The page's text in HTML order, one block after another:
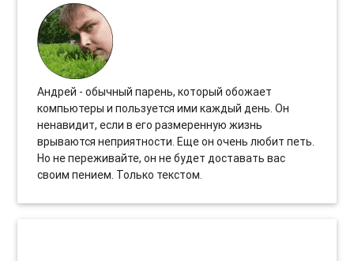
Андрей - обычный парень, который обожает
компьютеры и пользуется ими каждый день. Он
ненавидит, если в его размеренную жизнь
врываются неприятности. Еще он очень любит петь.
Но не переживайте, он не будет доставать вас
своим пением. Только текстом.